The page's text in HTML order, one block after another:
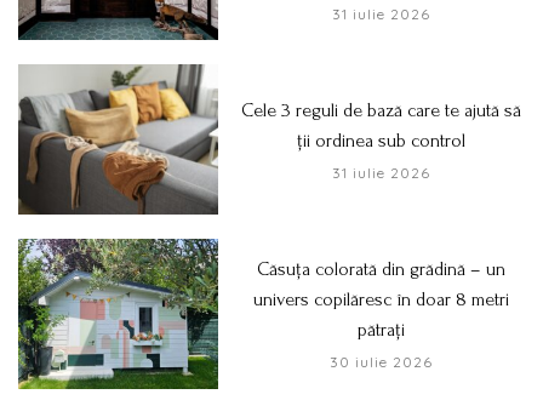
31 iulie 2026
Cele 3 reguli de bază care te ajută să
ții ordinea sub control
31 iulie 2026
Căsuța colorată din grădină – un
univers copilăresc în doar 8 metri
pătrați
30 iulie 2026